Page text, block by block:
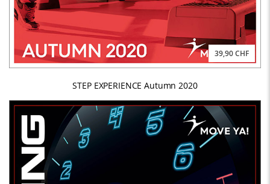
39,90 CHF
STEP EXPERIENCE Autumn 2020